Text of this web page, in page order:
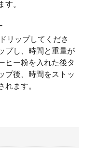
す。
リップしてくださ
プし、時間と重量が
ヒー粉を入れた後タ
プ後、時間をストッ
れます。